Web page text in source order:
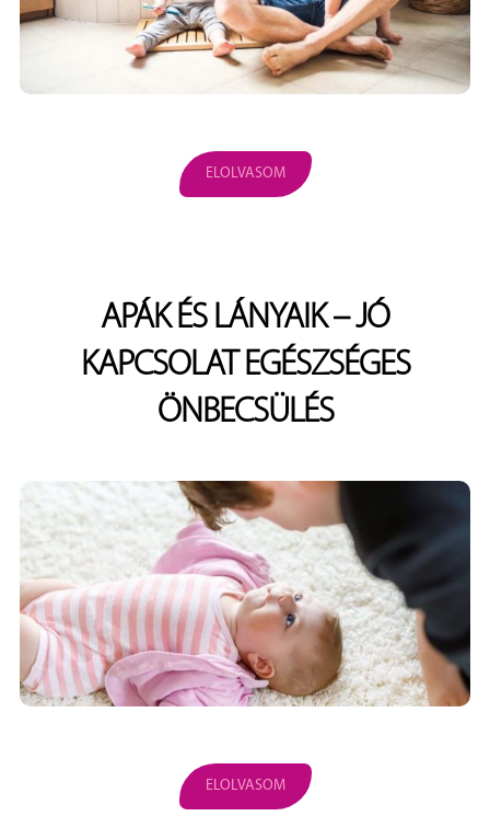
ELOLVASOM
APÁK ÉS LÁNYAIK – JÓ
KAPCSOLAT EGÉSZSÉGES
ÖNBECSÜLÉS
ELOLVASOM